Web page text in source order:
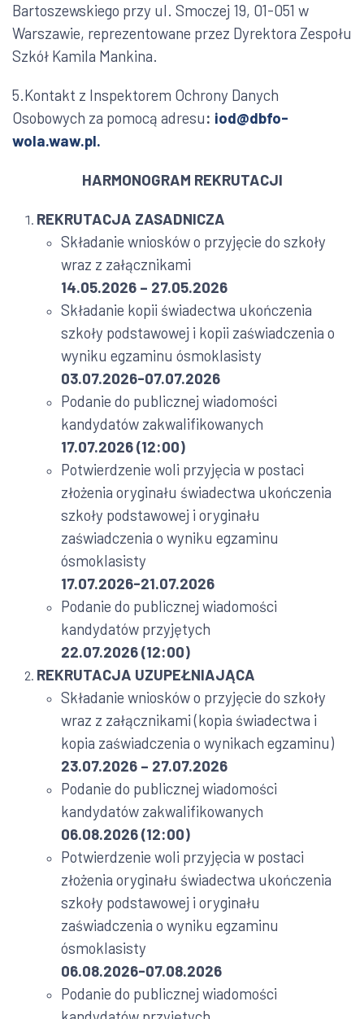
Bartoszewskiego przy ul. Smoczej 19, 01-051 w
Warszawie, reprezentowane przez Dyrektora Zespołu
Szkół Kamila Mankina.
5.Kontakt z Inspektorem Ochrony Danych
Osobowych za pomocą adresu: iod@dbfo-
wola.waw.pl.
HARMONOGRAM REKRUTACJI
REKRUTACJA ZASADNICZA
Składanie wniosków o przyjęcie do szkoły
wraz z załącznikami
14.05.2026 – 27.05.2026
Składanie kopii świadectwa ukończenia
szkoły podstawowej i kopii zaświadczenia o
wyniku egzaminu ósmoklasisty
03.07.2026-07.07.2026
Podanie do publicznej wiadomości
kandydatów zakwalifikowanych
17.07.2026 (12:00)
Potwierdzenie woli przyjęcia w postaci
złożenia oryginału świadectwa ukończenia
szkoły podstawowej i oryginału
zaświadczenia o wyniku egzaminu
ósmoklasisty
17.07.2026-21.07.2026
Podanie do publicznej wiadomości
kandydatów przyjętych
22.07.2026 (12:00)
REKRUTACJA UZUPEŁNIAJĄCA
Składanie wniosków o przyjęcie do szkoły
wraz z załącznikami (kopia świadectwa i
kopia zaświadczenia o wynikach egzaminu)
23.07.2026 – 27.07.2026
Podanie do publicznej wiadomości
kandydatów zakwalifikowanych
06.08.2026 (12:00)
Potwierdzenie woli przyjęcia w postaci
złożenia oryginału świadectwa ukończenia
szkoły podstawowej i oryginału
zaświadczenia o wyniku egzaminu
ósmoklasisty
06.08.2026-07.08.2026
Podanie do publicznej wiadomości